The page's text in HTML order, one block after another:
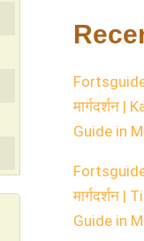
मार्गदर्शन
Guide in
मार्गदर्शन
Guide in